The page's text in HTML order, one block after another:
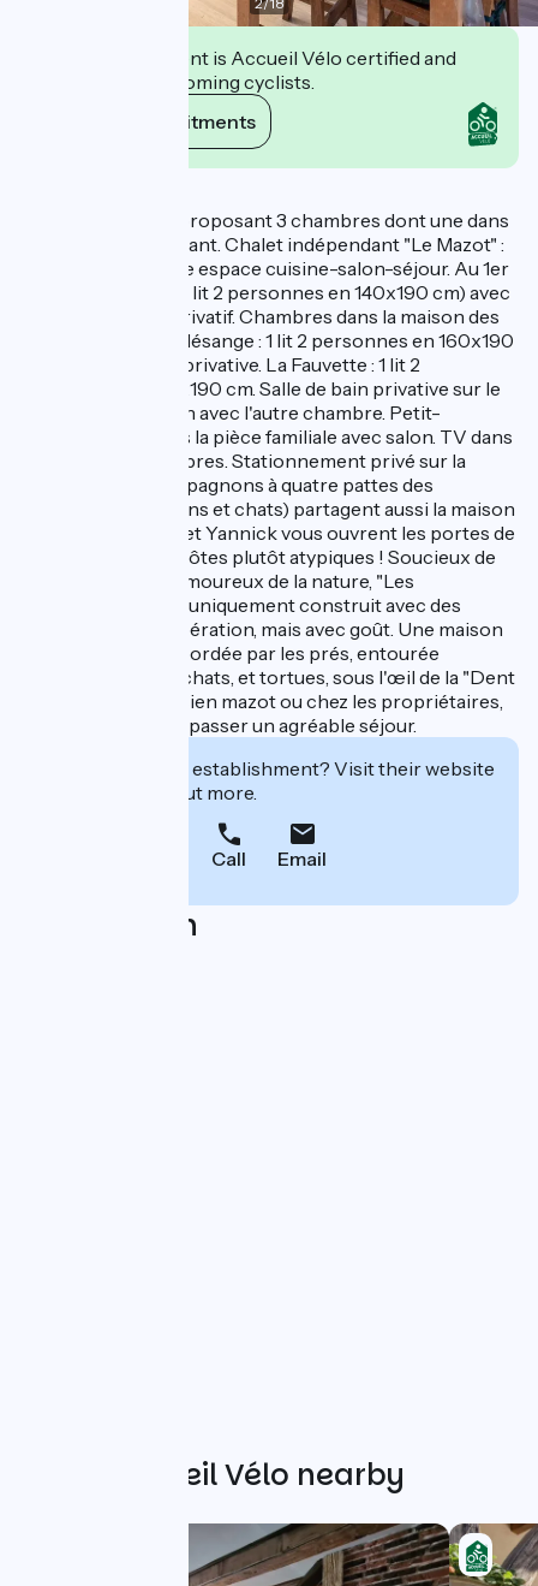
This establishment is Accueil Vélo certified and
commits to welcoming cyclists.
View its commitments
Chambres d'hôte proposant 3 chambres dont une dans
un chalet indépendant. Chalet indépendant "Le Mazot" :
au rez-de-chaussée espace cuisine-salon-séjour. Au 1er
étage : 1 chambre (1 lit 2 personnes en 140x190 cm) avec
salle d'eau et WC privatif. Chambres dans la maison des
propriétaires : La Mésange : 1 lit 2 personnes en 160x190
cm et salle de bain privative. La Fauvette : 1 lit 2
personnes en 160x190 cm. Salle de bain privative sur le
pallier. WC commun avec l'autre chambre. Petit-
déjeuner servi dans la pièce familiale avec salon. TV dans
chacune des chambres. Stationnement privé sur la
propriété. Les compagnons à quatre pattes des
propriétaires (chiens et chats) partagent aussi la maison
d’hôtes. Christelle et Yannick vous ouvrent les portes de
leurs chambres d'hôtes plutôt atypiques ! Soucieux de
l'environnement, amoureux de la nature, "Les
Inséparables", c'est uniquement construit avec des
matériaux de récupération, mais avec goût. Une maison
pleine de charme, bordée par les prés, entourée
d'animaux, chiens, chats, et tortues, sous l'œil de la "Dent
du Chat". Dans l'ancien mazot ou chez les propriétaires,
tout est réuni pour passer un agréable séjour.
Interested in this establishment? Visit their website
to book or find out more.
Call Email
Localisation
Other Accueil Vélo nearby